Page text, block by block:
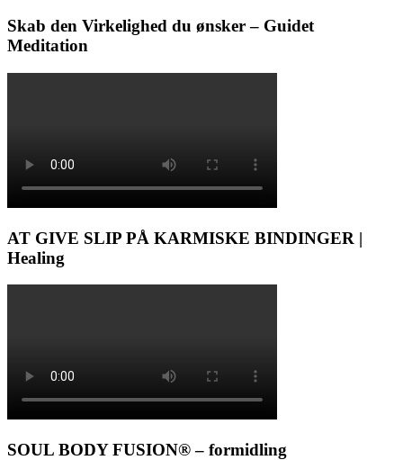
Skab den Virkelighed du ønsker – Guidet
Meditation
AT GIVE SLIP PÅ KARMISKE BINDINGER |
Healing
SOUL BODY FUSION® – formidling